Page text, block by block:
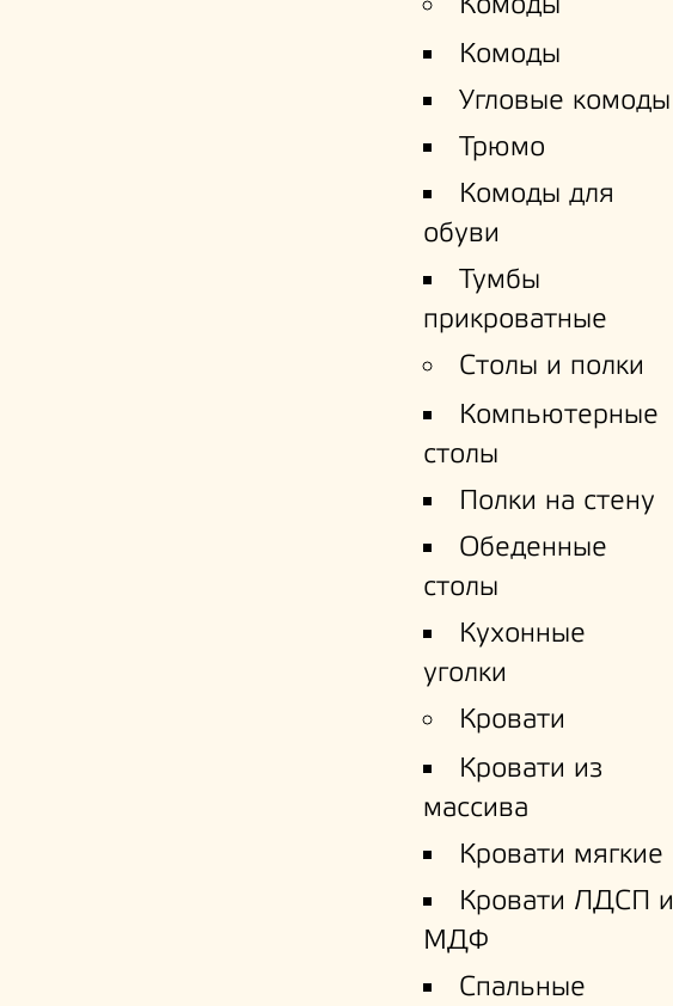
Комоды
Угловые комоды
Трюмо
Комоды для
обуви
Тумбы
прикроватные
Столы и полки
Компьютерные
столы
Полки на стену
Обеденные
столы
Кухонные
уголки
Кровати
Кровати из
массива
Кровати мягкие
Кровати ЛДСП и
МДФ
Спальные